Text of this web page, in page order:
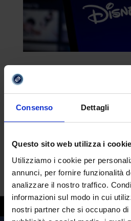
Consenso Dettagli
Questo sito web utilizza i cookie
Utilizziamo i cookie per
annunci, per fornire funzionalità
analizzare il nostro traffico.
informazioni sul modo in cui
nostri partner che si occupano
Raffa, da oggi su
Raffella Carrà
Arriva oggi su Disney+
Raffaella Carrà, regina
italiana, icona pop
icona della comunità
di due anni dalla sua
ripercorre la vita...